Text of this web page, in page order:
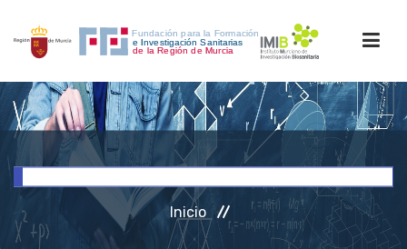
INICIO
INVESTIGACIÓN
Inicio